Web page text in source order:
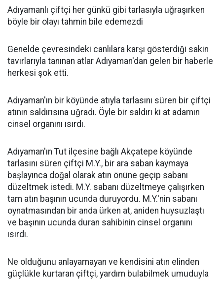
Adıyamanlı çiftçi her günkü gibi tarlasıyla uğraşırken
böyle bir olayı tahmin bile edemezdi
Genelde çevresindeki canlılara karşı gösterdiği sakin
tavırlarıyla tanınan atlar Adıyaman'dan gelen bir haberle
herkesi şok etti.
Adıyaman'ın bir köyünde atıyla tarlasını süren bir çiftçi
atının saldırısına uğradı. Öyle bir saldırı ki at adamın
cinsel organını ısırdı.
Adıyaman'ın Tut ilçesine bağlı Akçatepe köyünde
tarlasını süren çiftçi M.Y., bir ara saban kaymaya
başlayınca doğal olarak atın önüne geçip sabanı
düzeltmek istedi. M.Y. sabanı düzeltmeye çalışırken
tam atın başının ucunda duruyordu. M.Y.'nin sabanı
oynatmasından bir anda ürken at, aniden huysuzlaştı
ve başının ucunda duran sahibinin cinsel organını
ısırdı.
Ne olduğunu anlayamayan ve kendisini atın elinden
güçlükle kurtaran çiftçi, yardım bulabilmek umuduyla